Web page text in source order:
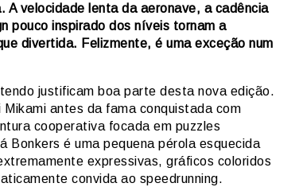
A velocidade lenta da aeronave, a cadência
pouco inspirado dos níveis tornam a
divertida. Felizmente, é uma exceção num
justificam boa parte desta nova edição.
antes da fama conquistada com
cooperativa focada em puzzles
Bonkers é uma pequena pérola esquecida
expressivas, gráficos coloridos
convida ao speedrunning.